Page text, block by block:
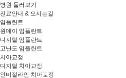
병원 둘러보기
진료안내 & 오시는길
임플란트
원데이 임플란트
디지털 임플란트
고난도 임플란트
치아교정
디지털 치아교정
인비절라인 치아교정